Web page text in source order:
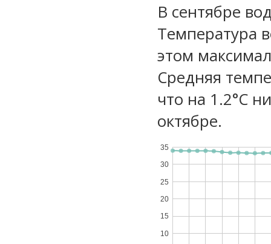
В сентябре
Температура
этом
Средняя
что на 1.2°C
октябре.
10
15
20
25
30
35